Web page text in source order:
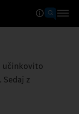
učinkovito
z